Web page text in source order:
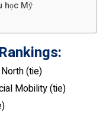
học Mỹ
(tie)
Mobility (tie)